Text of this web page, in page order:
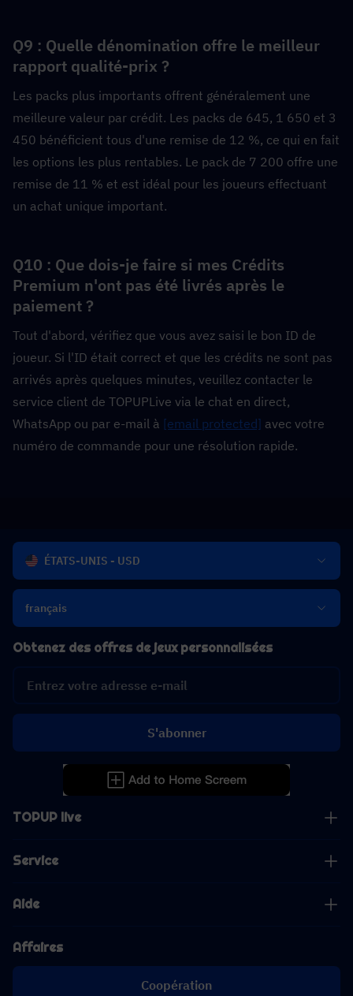
Q9 : Quelle dénomination offre le meilleur
rapport qualité-prix ?
Les packs plus importants offrent généralement une
meilleure valeur par crédit. Les packs de 645, 1 650 et 3
450 bénéficient tous d'une remise de 12 %, ce qui en fait
les options les plus rentables. Le pack de 7 200 offre une
remise de 11 % et est idéal pour les joueurs effectuant
un achat unique important.
Q10 : Que dois-je faire si mes Crédits
Premium n'ont pas été livrés après le
paiement ?
Tout d'abord, vérifiez que vous avez saisi le bon ID de
joueur. Si l'ID était correct et que les crédits ne sont pas
arrivés après quelques minutes, veuillez contacter le
service client de TOPUPLive via le chat en direct,
WhatsApp ou par e-mail à [email protected] avec votre
numéro de commande pour une résolution rapide.
ÉTATS-UNIS - USD
français
TOPUP live
Service
Aide
Affaires
Coopération
Obtenez des offres de jeux personnalisées
S'abonner